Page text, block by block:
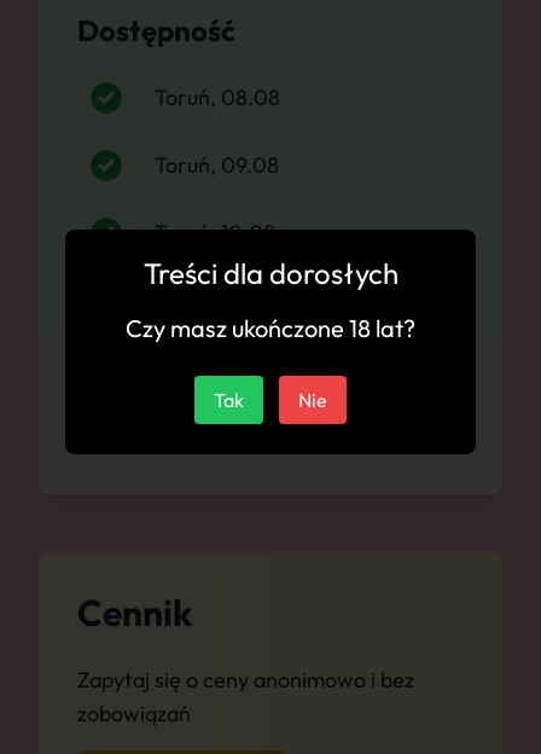
Dostępność
Toruń, 08.08
Toruń, 09.08
Toruń, 10.08
Cennik
Zapytaj się o ceny anonimowo i bez
zobowiązań
Treści dla dorosłych
Czy masz ukończone 18 lat?
Tak Nie